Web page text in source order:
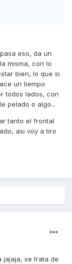
eso, da un
misma, con lo
bien, lo que si
un tiempo
todos lados, con
pelado o algo...
tanto el frontal
asi voy a tiro
jajaja, se trata de